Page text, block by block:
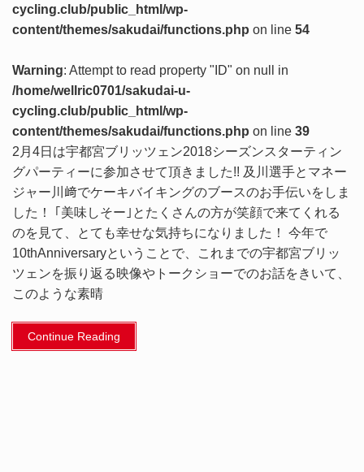
cycling.club/public_html/wp-
content/themes/sakudai/functions.php on line 54
Warning: Attempt to read property "ID" on null in
/home/wellric0701/sakudai-u-
cycling.club/public_html/wp-
content/themes/sakudai/functions.php on line 39
2月4日は宇都宮ブリッツェン2018シーズンスターティン
グパーティーに参加させて頂きました!! 及川選手とマネー
ジャー川﨑でケーキバイキングのブースのお手伝いをしま
した！ ｢美味しそー｣とたくさんの方が笑顔で来てくれる
のを見て、とても幸せな気持ちになりました！ 今年で
10thAnniversaryということで、これまでの宇都宮ブリッ
ツェンを振り返る映像やトークショーでのお話をきいて、
このような素晴
Continue Reading